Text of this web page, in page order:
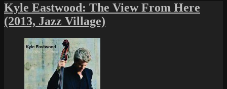
Kyle Eastwood: The View From Here
(2013, Jazz Village)